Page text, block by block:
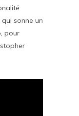
sonne un
pour